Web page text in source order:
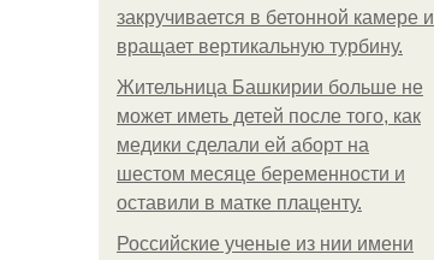
закручивается в бетонной камере и
вращает вертикальную турбину.
Жительница Башкирии больше не
может иметь детей после того, как
медики сделали ей аборт на
шестом месяце беременности и
оставили в матке плаценту.
Российские ученые из нии имени